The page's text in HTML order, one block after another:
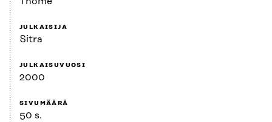
JULKAISIJA
Sitra
JULKAISUVUOSI
2000
SIVUMÄÄRÄ
50 s.